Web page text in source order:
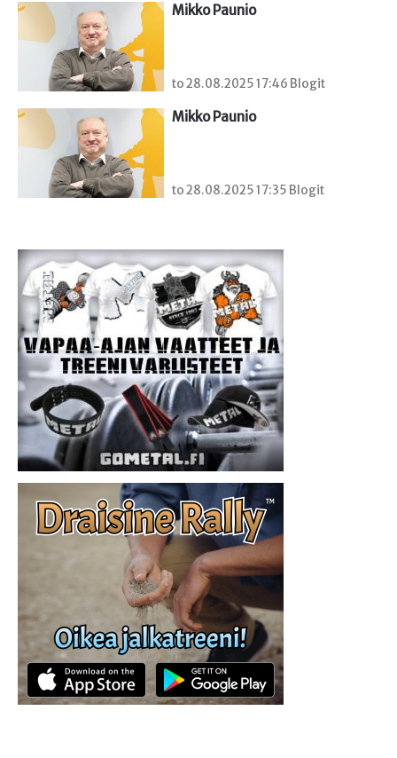
Mikko Paunio
to 28.08.2025 17:46 Blogit
Mikko Paunio
to 28.08.2025 17:35 Blogit